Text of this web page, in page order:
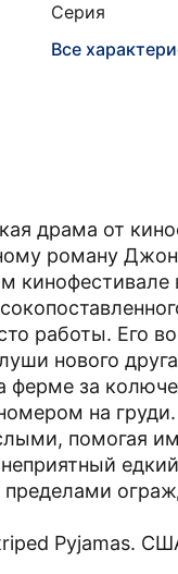
Серия
Все
драма от
роману
кинофестивале
работы. Его
нового
за
на
помогая
Pyjamas.